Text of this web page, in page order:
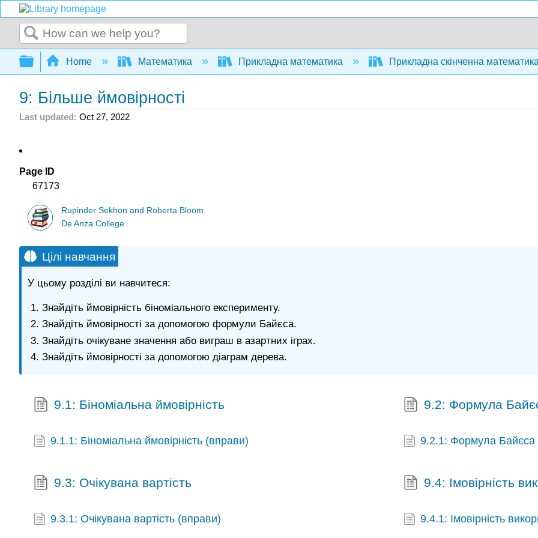
Search
Expand/collapse global hierarchy
Home Математика Прикладна математика Прикладна скінченна
9: Більше ймовірності
Last updated Oct 27, 2022
Page ID
67173
Rupinder Sekhon and Roberta Bloom
De Anza College
Цілі навчання
У цьому розділі ви навчитеся:
Знайдіть ймовірність біноміального експерименту.
Знайдіть ймовірності за допомогою формули Байєса.
Знайдіть очікуване значення або виграш в азартних іграх.
Знайдіть ймовірності за допомогою діаграм дерева.
9.1: Біноміальна ймовірність
9.1.1: Біноміальна ймовірність (вправи)
9.2: Формула
9.2.1: Формула Байєса
9.3: Очікувана вартість
9.3.1: Очікувана вартість (вправи)
9.4: Імовірність
9.4.1: Імовірність